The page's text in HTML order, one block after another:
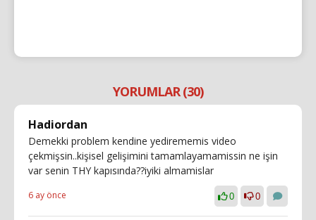
YORUMLAR (30)
Hadiordan
Demekki problem kendine yedirememis video
çekmişsin..kişisel gelişimini tamamlayamamissin ne işin
var senin THY kapısında??iyiki almamislar
6 ay önce 0 0